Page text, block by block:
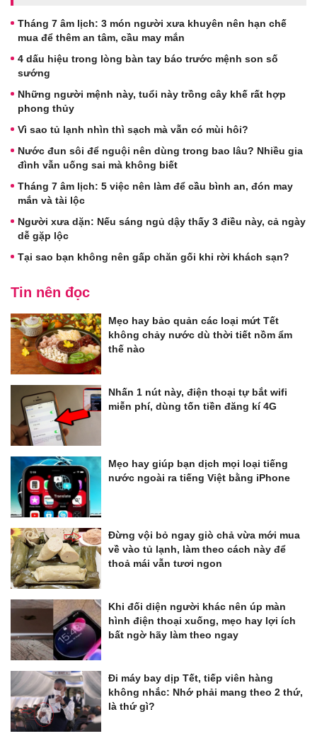
Tháng 7 âm lịch: 3 món người xưa khuyên nên hạn chế
mua để thêm an tâm, cầu may mắn
4 dấu hiệu trong lòng bàn tay báo trước mệnh son số
sướng
Những người mệnh này, tuổi này trồng cây khế rất hợp
phong thủy
Vì sao tủ lạnh nhìn thì sạch mà vẫn có mùi hôi?
Nước đun sôi để nguội nên dùng trong bao lâu? Nhiều gia
đình vẫn uống sai mà không biết
Tháng 7 âm lịch: 5 việc nên làm để cầu bình an, đón may
mắn và tài lộc
Người xưa dặn: Nếu sáng ngủ dậy thấy 3 điều này, cả ngày
dễ gặp lộc
Tại sao bạn không nên gấp chăn gối khi rời khách sạn?
Tin nên đọc
Mẹo hay bảo quản các loại mứt Tết
không chảy nước dù thời tiết nồm ẩm
thế nào
Nhấn 1 nút này, điện thoại tự bắt wifi
miễn phí, dùng tốn tiền đăng kí 4G
Mẹo hay giúp bạn dịch mọi loại tiếng
nước ngoài ra tiếng Việt bằng iPhone
Đừng vội bỏ ngay giò chả vừa mới mua
về vào tủ lạnh, làm theo cách này để
thoả mái vẫn tươi ngon
Khi đối diện người khác nên úp màn
hình điện thoại xuống, mẹo hay lợi ích
bất ngờ hãy làm theo ngay
Đi máy bay dịp Tết, tiếp viên hàng
không nhắc: Nhớ phải mang theo 2 thứ,
là thứ gì?